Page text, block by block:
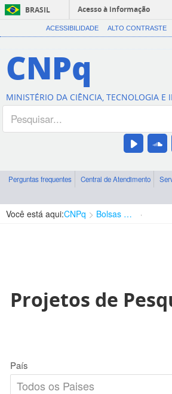
BRASIL
Acesso à informação
ACESSIBILIDADE ALTO CONTRASTE
CNPq
MINISTÉRIO DA CIÊNCIA, TECNOLOGIA E
Perguntas frequentes Central de Atendimento
Você está aqui:CNPq Bolsas e Auxílios Vigentes
Projetos de
País